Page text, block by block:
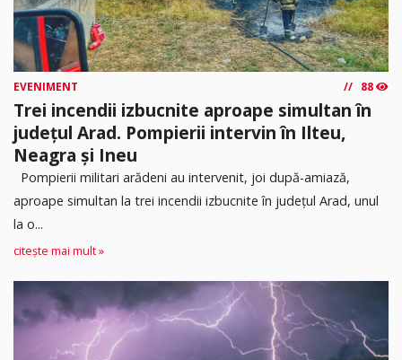
EVENIMENT 88
Trei incendii izbucnite aproape simultan în
județul Arad. Pompierii intervin în Ilteu,
Neagra și Ineu
Pompierii militari arădeni au intervenit, joi după-amiază,
aproape simultan la trei incendii izbucnite în județul Arad, unul
la o...
citește mai mult »